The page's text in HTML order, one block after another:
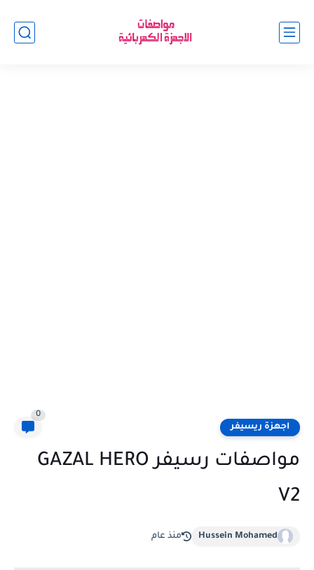
اجهزة ريسيفر
0
مواصفات رسيفر GAZAL HERO
V2
Hussein Mohamed منذ عام